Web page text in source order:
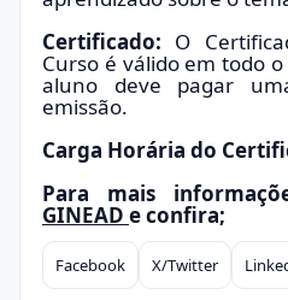
Certificado: O
Curso é válido em todo
aluno deve pagar
emissão.
Carga Horária do
Para mais
GINEAD e confira;
Compartilhar
Facebook X/Twitter